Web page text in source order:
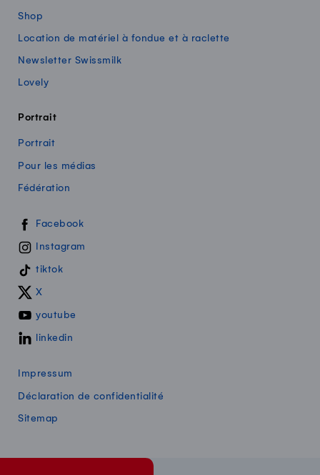
Shop
Location de matériel à fondue et à raclette
Newsletter Swissmilk
Lovely
Portrait
Portrait
Pour les médias
Fédération
Swissmilk sur les réseaux sociaux
Facebook
Instagram
tiktok
X
youtube
linkedin
Impressum
Déclaration de confidentialité
Sitemap